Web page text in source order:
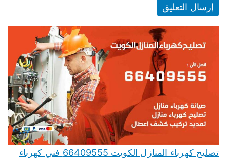
تصليح كهرباء المنازل الكويت 66409555 فني كهرباء